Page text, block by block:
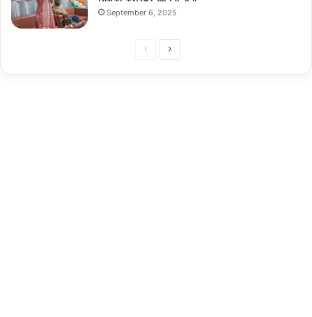
September 6, 2025
PreviousNext